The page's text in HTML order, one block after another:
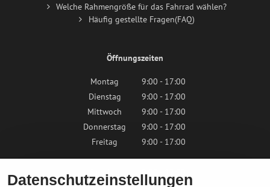
Welche Rahmengröße für das Fahrrad wählen?
Häufig gestellte Fragen(FAQ)
Öffnungszeiten
Montag
9:00 - 17:00
Dienstag
9:00 - 17:00
Mittwoch
9:00 - 17:00
Donnerstag
9:00 - 17:00
Freitag
9:00 - 17:00
Samstag
9:00 - 12:00
Datenschutzeinstellungen